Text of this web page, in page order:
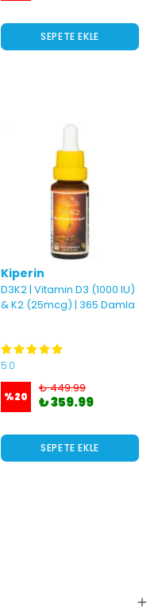
SEPETE EKLE
Kiperin
D3K2 | Vitamin D3 (1000 IU)
& K2 (25mcg) | 365 Damla
5.0
%20
₺ 449.99
₺ 359.99
SEPETE EKLE